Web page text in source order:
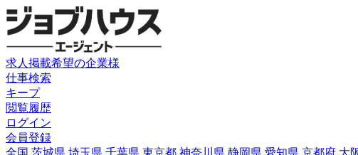
求人掲載希望の企業様
仕事検索
キープ
閲覧履歴
ログイン
会員登録